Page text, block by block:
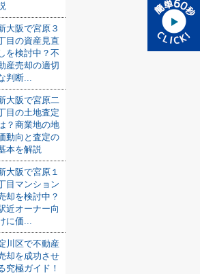
大阪で宮原３
目の資産見直
を検討中？不
産売却の適切
判断...
大阪で宮原二
目の土地査定
？商業地の地
動向と査定の
本を解説
大阪で宮原１
目マンション
却を検討中？
近オーナー向
に価...
川区で不動産
却を成功させ
究極ガイド！